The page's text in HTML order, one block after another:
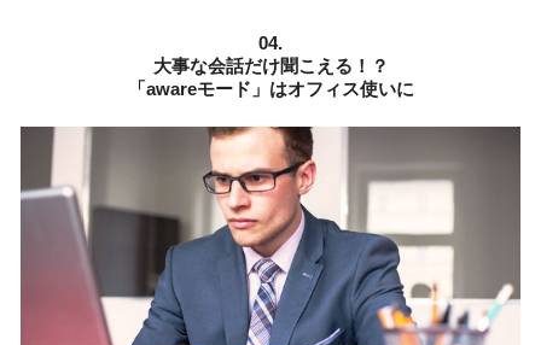
04.
大事な会話だけ聞こえる！？
「awareモード」はオフィス使いに